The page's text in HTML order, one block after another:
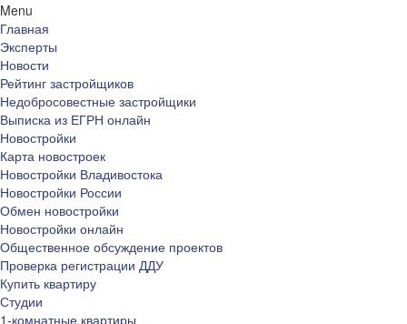
Menu
Главная
Эксперты
Новости
Рейтинг застройщиков
Недобросовестные застройщики
Выписка из ЕГРН онлайн
Новостройки
Карта новостроек
Новостройки Владивостока
Новостройки России
Обмен новостройки
Новостройки онлайн
Общественное обсуждение проектов
Проверка регистрации ДДУ
Купить квартиру
Студии
1-комнатные квартиры